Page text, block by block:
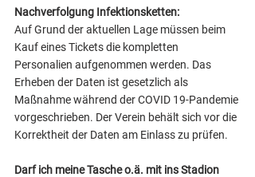
Nachverfolgung Infektionsketten:
Auf Grund der aktuellen Lage müssen beim
Kauf eines Tickets die kompletten
Personalien aufgenommen werden. Das
Erheben der Daten ist gesetzlich als
Maßnahme während der COVID 19-Pandemie
vorgeschrieben. Der Verein behält sich vor die
Korrektheit der Daten am Einlass zu prüfen.
Darf ich meine Tasche o.ä. mit ins Stadion